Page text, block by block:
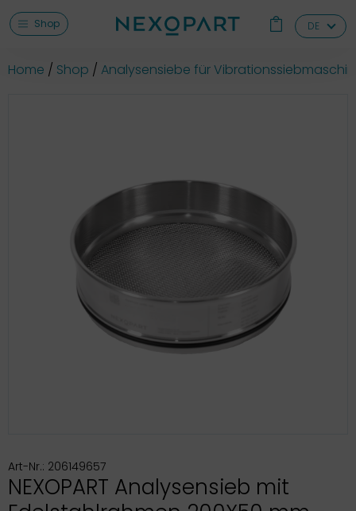
Shop DE
Home Shop Analysensiebe für
Art-Nr.: 206149657
NEXOPART Analysensieb mit